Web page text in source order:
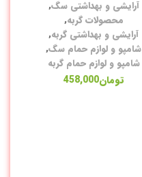
آرایشی و بهداشتی سگ,
محصولات گربه,
آرایشی و بهداشتی گربه,
شامپو و لوازم حمام سگ,
شامپو و لوازم حمام گربه
تومان458,000